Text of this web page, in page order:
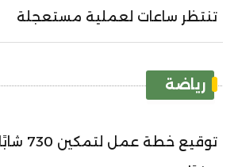
تنتظر ساعات لعملية مستعجلة
رياضة
توقيع خطة عمل لتمكين 730 شابًا